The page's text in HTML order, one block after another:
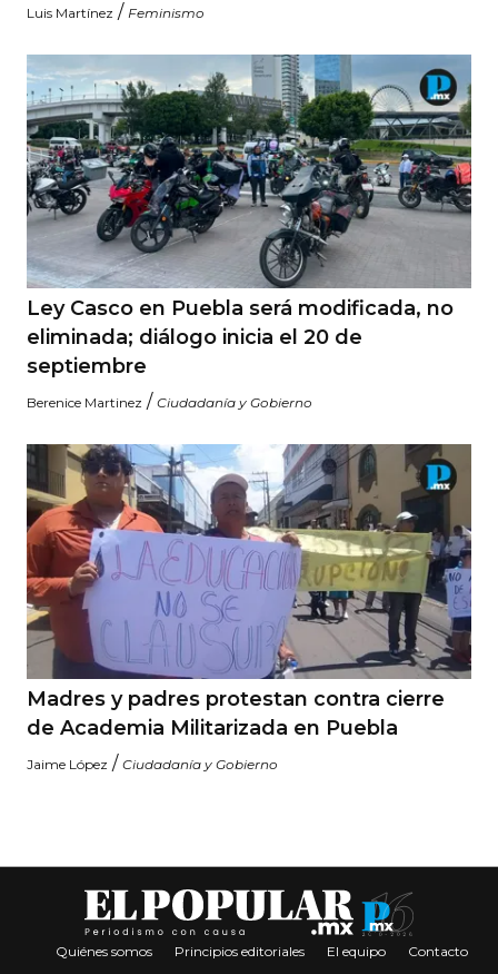
Luis Martínez / Feminismo
Ley Casco en Puebla será modificada, no
eliminada; diálogo inicia el 20 de
septiembre
Berenice Martinez / Ciudadanía y Gobierno
Madres y padres protestan contra cierre
de Academia Militarizada en Puebla
Jaime López / Ciudadanía y Gobierno
Quiénes somos Principios editoriales El equipo
Contacto